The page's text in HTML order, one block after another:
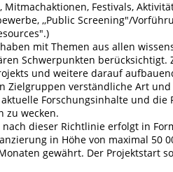
Mitmachaktionen, Festivals,
,,Public Screening"/
mit Themen aus allen
Schwerpunkten berücksichtigt.
und weitere darauf
Zielgruppen verständliche Art
Forschungsinhalte und die
zu wecken.
nach dieser Richtlinie erfolgt in
in Höhe von maximal 50
gewährt. Der Projektstart